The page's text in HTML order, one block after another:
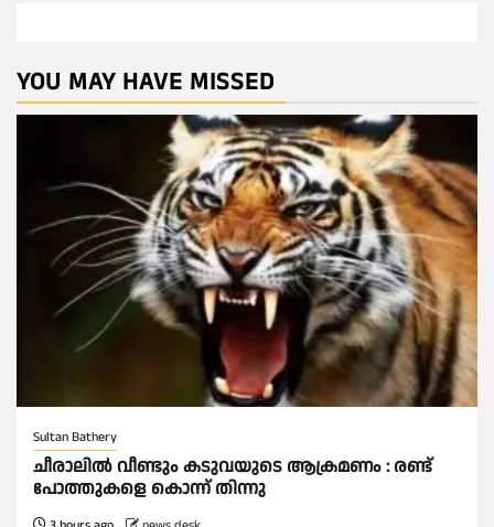
YOU MAY HAVE MISSED
Sultan Bathery
ചീരാലിൽ വീണ്ടും കടുവയുടെ ആക്രമണം : രണ്ട്
പോത്തുകളെ കൊന്ന് തിന്നു